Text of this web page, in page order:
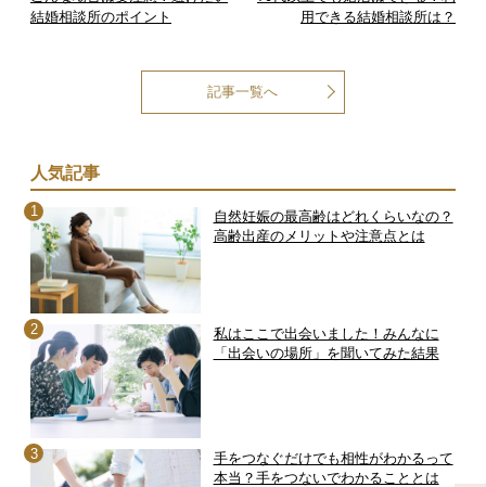
用できる結婚相談所は？
結婚相談所のポイント
記事一覧へ
人気記事
自然妊娠の最高齢はどれくらいなの？
高齢出産のメリットや注意点とは
私はここで出会いました！みんなに
「出会いの場所」を聞いてみた結果
手をつなぐだけでも相性がわかるって
本当？手をつないでわかることとは